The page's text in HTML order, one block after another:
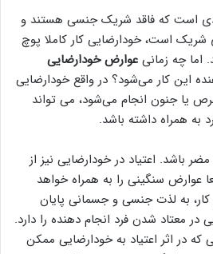
است که فاقد شریک جنسی هستند و
شریک است، خودارضایی کار کاملا پوچ
چه زمانی عوارض خودارضایی
این کار می‌شود؟ در واقع خودارضایی
یا جنون انجام می‌شود، می تواند
به همراه داشته باشد.
باشد. اعتیاد در خودارضایی نیز از
عوارض سنگینی را به همراه خواهد
به لذت جنسی و جسمانی پایان
در معتاد شدن فرد انجام دهنده را دارد.
که در اثر اعتیاد به خودارضایی ممکن